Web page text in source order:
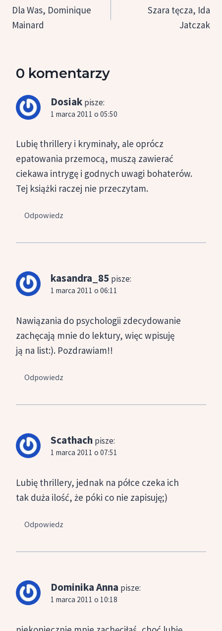
wpisu
Dla Was, Dominique
Mainard
Szara tęcza, Ida
Jatczak
0 komentarzy
Dosiak pisze:
1 marca 2011 o 05:50
Lubię thrillery i kryminały, ale oprócz
epatowania przemocą, muszą zawierać
ciekawa intrygę i godnych uwagi bohaterów.
Tej książki raczej nie przeczytam.
Odpowiedz
kasandra_85 pisze:
1 marca 2011 o 06:11
Nawiązania do psychologii zdecydowanie
zachęcają mnie do lektury, więc wpisuję
ją na list:). Pozdrawiam!!
Odpowiedz
Scathach pisze:
1 marca 2011 o 07:51
Lubię thrillery, jednak na półce czeka ich
tak duża ilość, że póki co nie zapisuję;)
Odpowiedz
Dominika Anna pisze:
1 marca 2011 o 10:18